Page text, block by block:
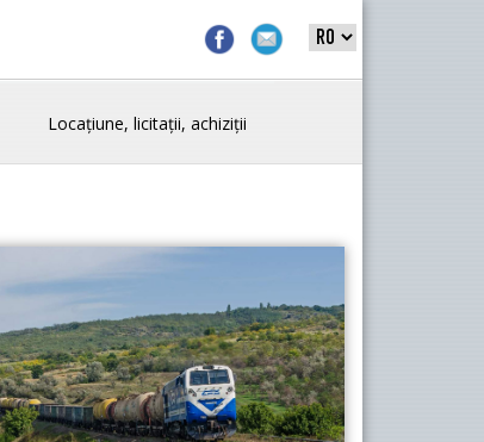
Locațiune, licitații, achiziții